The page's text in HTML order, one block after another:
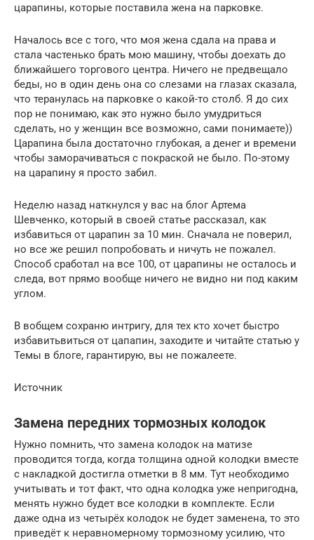
царапины, которые поставила жена на парковке.
Началось все с того, что моя жена сдала на права и
стала частенько брать мою машину, чтобы доехать до
ближайшего торгового центра. Ничего не предвещало
беды, но в один день она со слезами на глазах сказала,
что теранулась на парковке о какой-то столб. Я до сих
пор не понимаю, как это нужно было умудриться
сделать, но у женщин все возможно, сами понимаете))
Царапина была достаточно глубокая, а денег и времени
чтобы заморачиваться с покраской не было. По-этому
на царапину я просто забил.
Неделю назад наткнулся у вас на блог Артема
Шевченко, который в своей статье рассказал, как
избавиться от царапин за 10 мин. Сначала не поверил,
но все же решил попробовать и ничуть не пожалел.
Способ сработал на все 100, от царапины не осталось и
следа, вот прямо вообще ничего не видно ни под каким
углом.
В вобщем сохраню интригу, для тех кто хочет быстро
избавитьвиться от цапапин, заходите и читайте статью у
Темы в блоге, гарантирую, вы не пожалеете.
Источник
Замена передних тормозных колодок
Нужно помнить, что замена колодок на матизе
проводится тогда, когда толщина одной колодки вместе
с накладкой достигла отметки в 8 мм. Тут необходимо
учитывать и тот факт, что одна колодка уже непригодна,
менять нужно будет все колодки в комплекте. Если
даже одна из четырёх колодок не будет заменена, то это
приведёт к неравномерному тормозному усилию, что